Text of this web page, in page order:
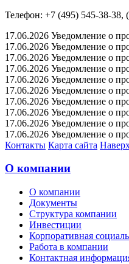
Телефон: +7 (495) 545-38-38,
17.06.2026 Уведомление о
17.06.2026 Уведомление о
17.06.2026 Уведомление о
17.06.2026 Уведомление о
17.06.2026 Уведомление о
17.06.2026 Уведомление о
17.06.2026 Уведомление о
17.06.2026 Уведомление о
17.06.2026 Уведомление о
17.06.2026 Уведомление о
Контакты Карта сайта
О компании
О компании
Документы
Структура компании
Инвестиции
Корпоративная
Работа в компании
Контактная